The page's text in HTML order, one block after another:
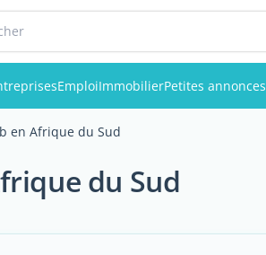
EmploiImmobilierPetites annonces
en Afrique du Sud
du Sud